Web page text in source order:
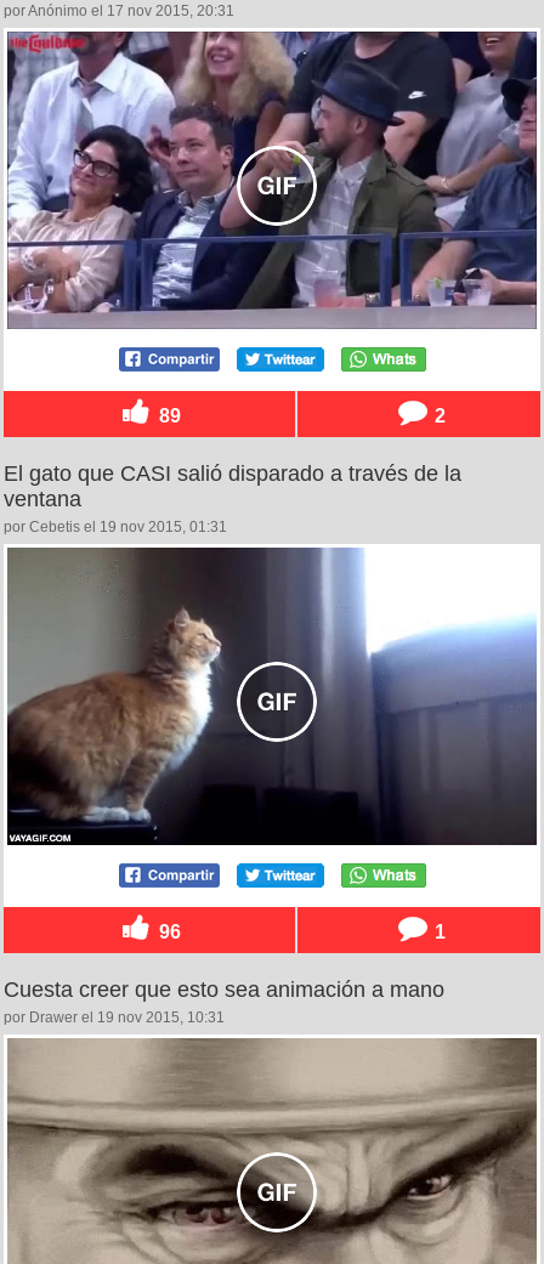
por Anónimo el 17 nov 2015, 20:31
89 2
El gato que CASI salió disparado a través de la
ventana
por Cebetis el 19 nov 2015, 01:31
96 1
Cuesta creer que esto sea animación a mano
por Drawer el 19 nov 2015, 10:31